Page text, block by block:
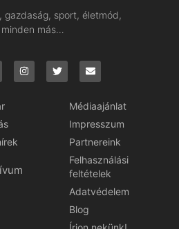
gazdaság, sport, életmód,
más…
Médiaajánlat
Impresszum
Partnereink
Felhasználási
feltételek
Adatvédelem
Blog